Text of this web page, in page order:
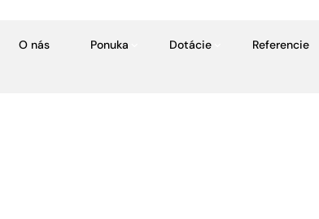
O nás Ponuka Dotácie Referencie